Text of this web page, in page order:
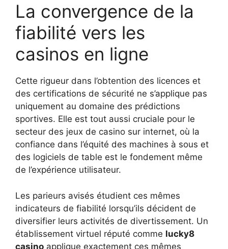
La convergence de la
fiabilité vers les
casinos en ligne
Cette rigueur dans l’obtention des licences et
des certifications de sécurité ne s’applique pas
uniquement au domaine des prédictions
sportives. Elle est tout aussi cruciale pour le
secteur des jeux de casino sur internet, où la
confiance dans l’équité des machines à sous et
des logiciels de table est le fondement même
de l’expérience utilisateur.
Les parieurs avisés étudient ces mêmes
indicateurs de fiabilité lorsqu’ils décident de
diversifier leurs activités de divertissement. Un
établissement virtuel réputé comme lucky8
casino applique exactement ces mêmes